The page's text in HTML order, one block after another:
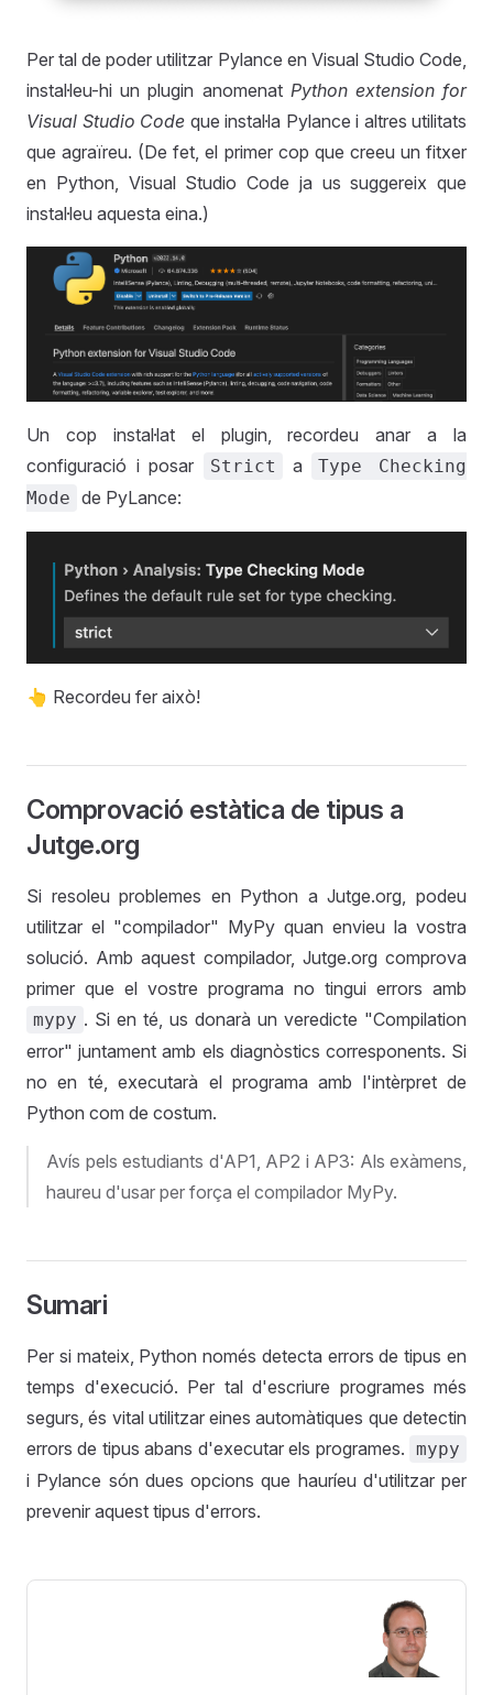
Per tal de poder utilitzar Pylance en Visual Studio Code,
instal·leu-hi un plugin anomenat Python extension for
Visual Studio Code que instal·la Pylance i altres utilitats
que agraïreu. (De fet, el primer cop que creeu un fitxer
en Python, Visual Studio Code ja us suggereix que
instal·leu aquesta eina.)
Un cop instal·lat el plugin, recordeu anar a la
configuració i posar
Strict a
Type Checking
Mode de PyLance:
👆 Recordeu fer això!
Comprovació estàtica de tipus a
Jutge.org
Si resoleu problemes en Python a Jutge.org, podeu
utilitzar el "compilador" MyPy quan envieu la vostra
solució. Amb aquest compilador, Jutge.org comprova
primer que el vostre programa no tingui errors amb
mypy . Si en té, us donarà un veredicte "Compilation
error" juntament amb els diagnòstics corresponents. Si
no en té, executarà el programa amb l'intèrpret de
Python com de costum.
Avís pels estudiants d'AP1, AP2 i AP3: Als exàmens,
haureu d'usar per força el compilador MyPy.
Sumari
Per si mateix, Python només detecta errors de tipus en
temps d'execució. Per tal d'escriure programes més
segurs, és vital utilitzar eines automàtiques que detectin
errors de tipus abans d'executar els programes. mypy
i Pylance són dues opcions que hauríeu d'utilitzar per
prevenir aquest tipus d'errors.